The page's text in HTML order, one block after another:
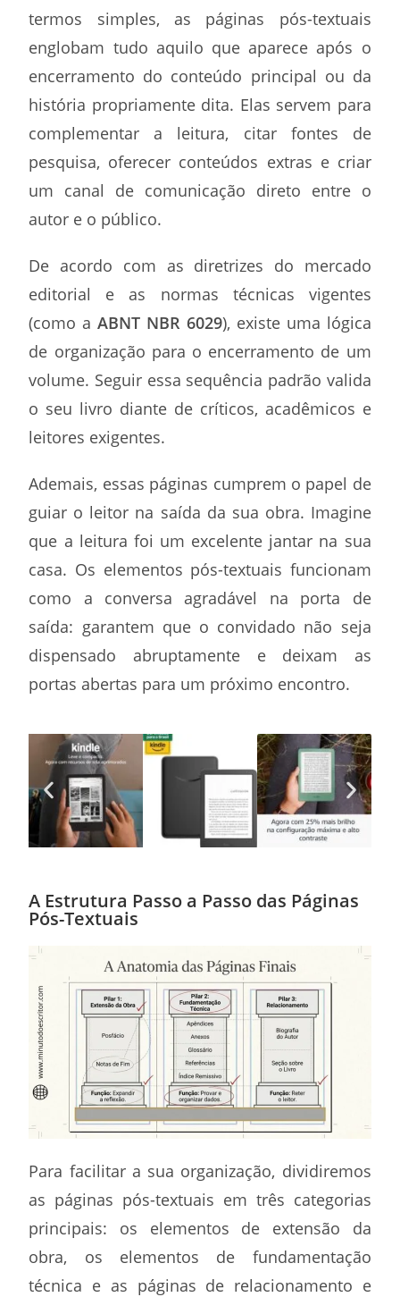
termos simples, as páginas pós-textuais
englobam tudo aquilo que aparece após o
encerramento do conteúdo principal ou da
história propriamente dita. Elas servem para
complementar a leitura, citar fontes de
pesquisa, oferecer conteúdos extras e criar
um canal de comunicação direto entre o
autor e o público.
De acordo com as diretrizes do mercado
editorial e as normas técnicas vigentes
(como a ABNT NBR 6029), existe uma lógica
de organização para o encerramento de um
volume. Seguir essa sequência padrão valida
o seu livro diante de críticos, acadêmicos e
leitores exigentes.
Ademais, essas páginas cumprem o papel de
guiar o leitor na saída da sua obra. Imagine
que a leitura foi um excelente jantar na sua
casa. Os elementos pós-textuais funcionam
como a conversa agradável na porta de
saída: garantem que o convidado não seja
dispensado abruptamente e deixam as
portas abertas para um próximo encontro.
A Estrutura Passo a Passo das Páginas
Pós-Textuais
Para facilitar a sua organização, dividiremos
as páginas pós-textuais em três categorias
principais: os elementos de extensão da
obra, os elementos de fundamentação
técnica e as páginas de relacionamento e